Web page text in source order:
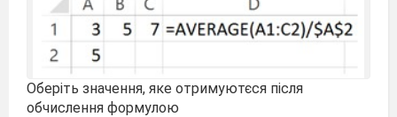
Оберіть значення, яке отримуютєся після
обчислення формулою